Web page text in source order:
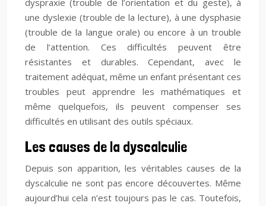
dyspraxie (trouble de l’orientation et du geste), à
une dyslexie (trouble de la lecture), à une dysphasie
(trouble de la langue orale) ou encore à un trouble
de l’attention. Ces difficultés peuvent être
résistantes et durables. Cependant, avec le
traitement adéquat, même un enfant présentant ces
troubles peut apprendre les mathématiques et
même quelquefois, ils peuvent compenser ses
difficultés en utilisant des outils spéciaux.
Les causes de la dyscalculie
Depuis son apparition, les véritables causes de la
dyscalculie ne sont pas encore découvertes. Même
aujourd’hui cela n’est toujours pas le cas. Toutefois,